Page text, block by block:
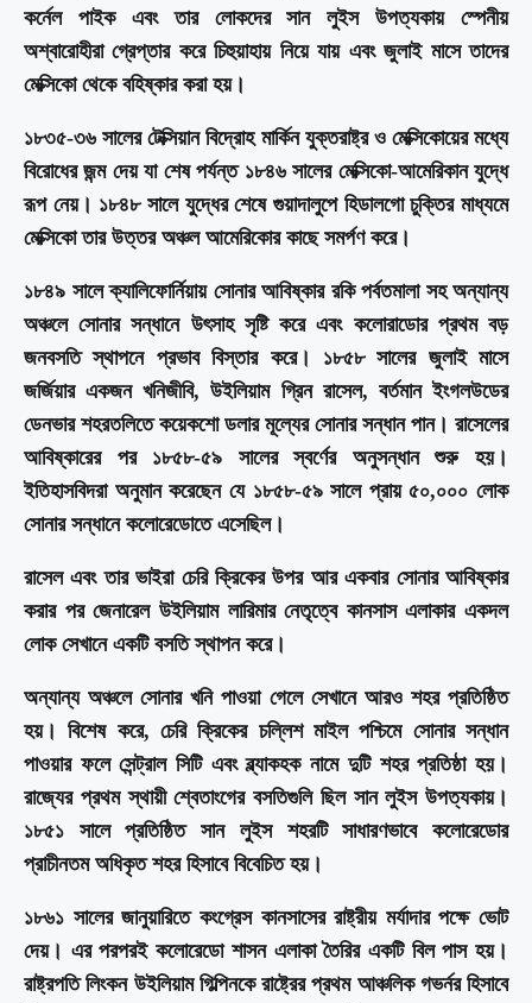
কর্নেল পাইক এবং তার লোকদের সান লুইস উপত্যকায় স্পেনীয়
অশ্বারোহীরা গ্রেপ্তার করে চিহুয়াহায় নিয়ে যায় এবং জুলাই মাসে তাদের
মেক্সিকো থেকে বহিষ্কার করা হয়।
১৮৩৫-৩৬ সালের টেক্সিয়ান বিদ্রোহ মার্কিন যুক্তরাষ্ট্র ও মেক্সিকোয়ের মধ্যে
বিরোধের জন্ম দেয় যা শেষ পর্যন্ত ১৮৪৬ সালের মেক্সিকো-আমেরিকান যুদ্ধে
রূপ নেয়। ১৮৪৮ সালে যুদ্ধের শেষে গুয়াদালুপে হিডালগো চুক্তির মাধ্যমে
মেক্সিকো তার উত্তর অঞ্চল আমেরিকাের কাছে সমর্পণ করে।
১৮৪৯ সালে ক্যালিফোর্নিয়ায় সোনার আবিষ্কার রকি পর্বতমালা সহ অন্যান্য
অঞ্চলে সোনার সন্ধানে উৎসাহ সৃষ্টি করে এবং কলোরাডোর প্রথম বড়
জনবসতি স্থাপনে প্রভাব বিস্তার করে। ১৮৫৮ সালের জুলাই মাসে
জর্জিয়ার একজন খনিজীবি, উইলিয়াম গ্রিন রাসেল, বর্তমান ইংগলউডের
ডেনভার শহরতলিতে কয়েকশো ডলার মূল্যের সোনার সন্ধান পান। রাসেলের
আবিষ্কারের পর ১৮৫৮-৫৯ সালের স্বর্ণের অনুসন্ধান শুরু হয়।
ইতিহাসবিদরা অনুমান করেছেন যে ১৮৫৮-৫৯ সালে প্রায় ৫০,০০০ লোক
সোনার সন্ধানে কলোরেডোতে এসেছিল।
রাসেল এবং তার ভাইরা চেরি ক্রিকের উপর আর একবার সোনার আবিষ্কার
করার পর জেনারেল উইলিয়াম লারিমার নেতৃত্বে কানসাস এলাকার একদল
লোক সেখানে একটি বসতি স্থাপন করে।
অন্যান্য অঞ্চলে সোনার খনি পাওয়া গেলে সেখানে আরও শহর প্রতিষ্ঠিত
হয়। বিশেষ করে, চেরি ক্রিকের চল্লিশ মাইল পশ্চিমে সোনার সন্ধান
পাওয়ার ফলে সেন্ট্রাল সিটি এবং ব্ল্যাকহক নামে দুটি শহর প্রতিষ্ঠা হয়।
রাজ্যের প্রথম স্থায়ী শ্বেতাংগের বসতিগুলি ছিল সান লুইস উপত্যকায়।
১৮৫১ সালে প্রতিষ্ঠিত সান লুইস শহরটি সাধারণভাবে কলোরেডোর
প্রাচীনতম অধিকৃত শহর হিসাবে বিবেচিত হয়।
১৮৬১ সালের জানুয়ারিতে কংগ্রেস কানসাসের রাষ্ট্রীয় মর্যাদার পক্ষে ভোট
দেয়। এর পরপরই কলোরেডো শাসন এলাকা তৈরির একটি বিল পাস হয়।
রাষ্ট্রপতি লিংকন উইলিয়াম গিল্পিনকে রাষ্ট্রের প্রথম আঞ্চলিক গভর্নর হিসাবে